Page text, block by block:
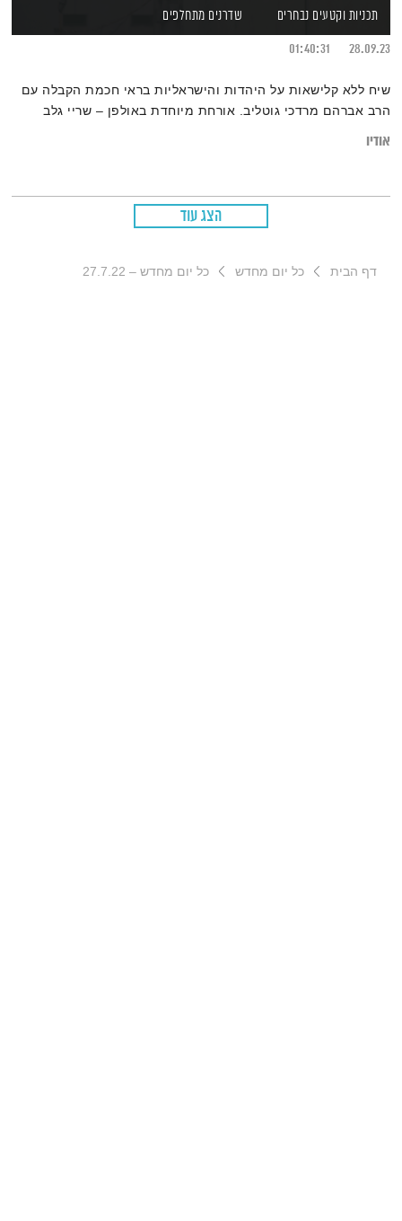
תכניות וקטעים נבחרים
שדרנים מתחלפים
28.09.23
01:40:31
שיח ללא קלישאות על היהדות והישראליות בראי חכמת הקבלה עם
הרב אברהם מרדכי גוטליב. אורחת מיוחדת באולפן – שריי גלב
אודיו
הצג עוד
דף הבית כל יום מחדש כל יום מחדש – 27.7.22